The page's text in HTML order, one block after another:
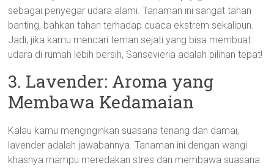
sebagai penyegar udara alami. Tanaman ini sangat tahan
banting, bahkan tahan terhadap cuaca ekstrem sekalipun.
Jadi, jika kamu mencari teman sejati yang bisa membuat
udara di rumah lebih bersih, Sansevieria adalah pilihan tepat!
3. Lavender: Aroma yang
Membawa Kedamaian
Kalau kamu menginginkan suasana tenang dan damai,
lavender adalah jawabannya. Tanaman ini dengan wangi
khasnya mampu meredakan stres dan membawa suasana